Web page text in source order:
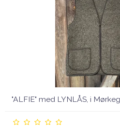
"ALFIE" med LYNLÅS, i